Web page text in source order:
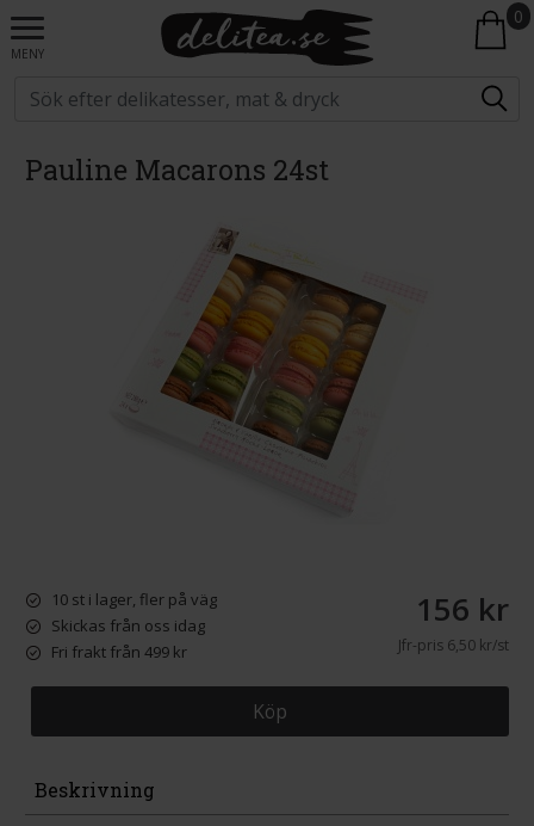
MENY
0
Pauline Macarons 24st
10 st i lager, fler på väg
Skickas från oss idag
Fri frakt från 499 kr
156 kr
Jfr-pris6,50 kr/st
Köp
Beskrivning